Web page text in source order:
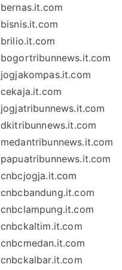
bernas.it.com
bisnis.it.com
brilio.it.com
bogortribunnews.it.com
jogjakompas.it.com
cekaja.it.com
jogjatribunnews.it.com
dkitribunnews.it.com
medantribunnews.it.com
papuatribunnews.it.com
cnbcjogja.it.com
cnbcbandung.it.com
cnbclampung.it.com
cnbckaltim.it.com
cnbcmedan.it.com
cnbckalbar.it.com